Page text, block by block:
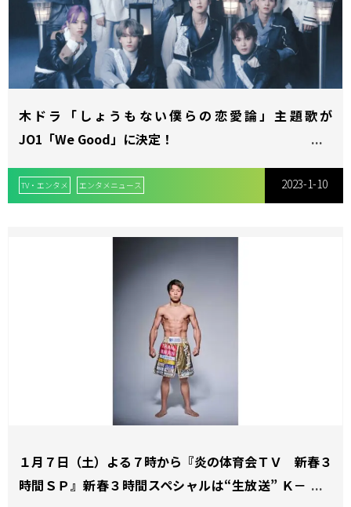
木ドラ「しょうもない僕らの恋愛論」主題歌が
JO1「We Good」に決定！
TV・エンタメ エンタメニュース 2023-1-10
１月７日（土）よる７時から『炎の体育会ＴＶ 新春３
時間ＳＰ』新春３時間スペシャルは“生放送” Ｋ－１三